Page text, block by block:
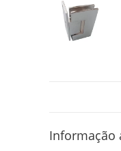
Informação